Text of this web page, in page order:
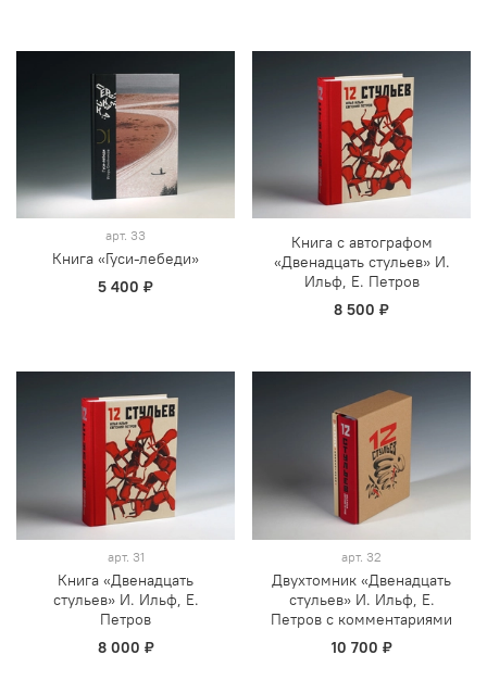
арт. 33
Книга «Гуси-лебеди»
5 400 ₽
Книга с автографом
«Двенадцать стульев» И.
Ильф, Е. Петров
8 500 ₽
арт. 31
Книга «Двенадцать
стульев» И. Ильф, Е.
Петров
8 000 ₽
арт. 32
Двухтомник «Двенадцать
стульев» И. Ильф, Е.
Петров с комментариями
10 700 ₽